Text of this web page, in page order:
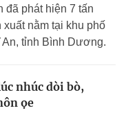
đã phát hiện 7 tấn
nằm tại khu phố
tỉnh Bình Dương.
nhúc dòi bò,
ọe